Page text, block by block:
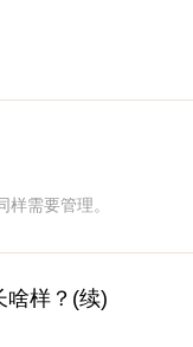
需要管理。
啥样？(续)